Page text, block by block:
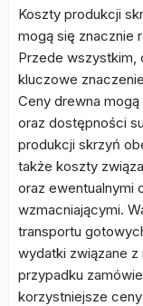
Koszty produkcji
mogą się znacznie
Przede wszystkim,
kluczowe
Ceny drewna
oraz dostępności
produkcji skrzyń
także koszty
oraz ewentualnymi
wzmacniającymi.
transportu
wydatki związane
przypadku
korzystniejsze